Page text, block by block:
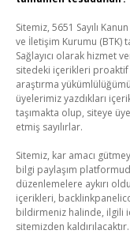
Sitemiz, 5651 Sayılı
ve İletişim Kurumu (BTK)
Sağlayıcı olarak hizmet
sitedeki içerikleri
araştırma
üyelerimiz yazdıkları
taşımakta olup, siteye
etmiş sayılırlar.
Sitemiz, kar amacı
bilgi paylaşım
düzenlemelere aykırı
içerikleri,
bildirmeniz halinde, ilgili
sitemizden kaldırılacaktır.